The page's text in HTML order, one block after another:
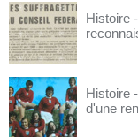
Histoire
Histoire
d'une